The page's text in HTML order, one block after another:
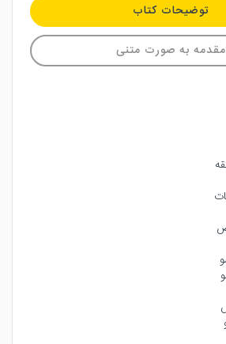
توضیحات کتاب
مقدمه به صورت متنی